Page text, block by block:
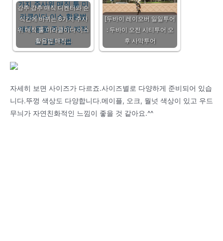
강추 강추 매직 디켄터와 순
식간에 바뀌는 6가지 주사
위 매직 툴 미라클이다 이스
활용법 매직…
[두바이 레이오버 일일투어
: 두바이 오전 시티투어 오
후 사막투어
자세히 보면 사이즈가 다르죠.사이즈별로 다양하게 준비되어 있습
니다.뚜껑 색상도 다양합니다.메이플, 오크, 월넛 색상이 있고 우드
무늬가 자연친화적인 느낌이 좋을 것 같아요.^^